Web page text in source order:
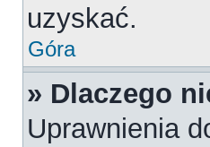
uzyskać.
Góra
» Dlaczego
Uprawnienia